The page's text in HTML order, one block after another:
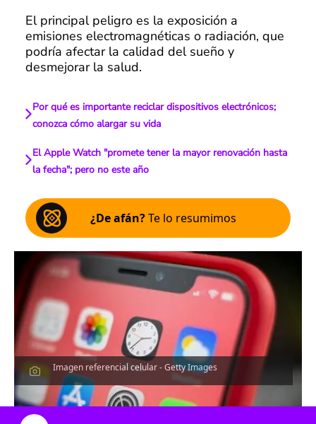
El principal peligro es la exposición a
emisiones electromagnéticas o radiación, que
podría afectar la calidad del sueño y
desmejorar la salud.
Por qué es importante reciclar dispositivos electrónicos;
conozca cómo alargar su vida
El Apple Watch "promete tener la mayor renovación hasta
la fecha"; pero no este año
¿De afán?Te lo resumimos
Imagen referencial celular - Getty Images
Escucha el artículo